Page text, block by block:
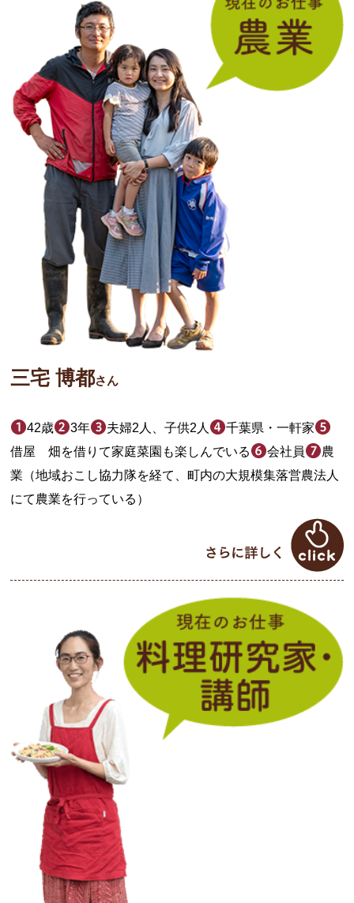
三宅 博都さん
42歳 3年 夫婦2人、子供2人
千葉県・一軒家
借屋 畑を借りて家庭菜園も楽しんでいる
会社員
農
業（地域おこし協力隊を経て、町内の大規模集落営農法人
にて農業を行っている）